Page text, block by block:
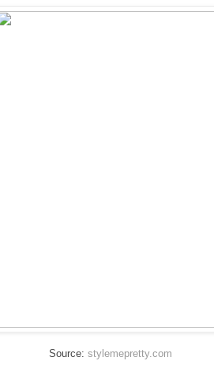
Source: stylemepretty.com